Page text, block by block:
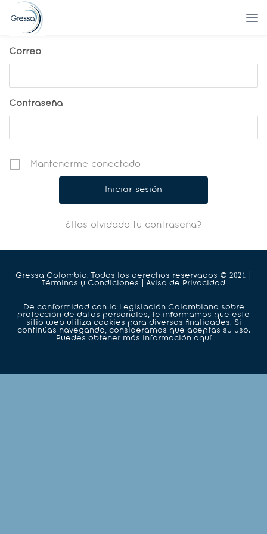
Correo
Contraseña
Mantenerme conectado
¿Has olvidado tu contraseña?
Gressa Colombia. Todos los derechos reservados © 2021 |
Términos y Condiciones | Aviso de Privacidad
De conformidad con la Legislación Colombiana sobre
protección de datos personales, te informamos que este
sitio web utiliza cookies para diversas finalidades. Si
continúas navegando, consideramos que aceptas su uso.
Puedes obtener más información aquí